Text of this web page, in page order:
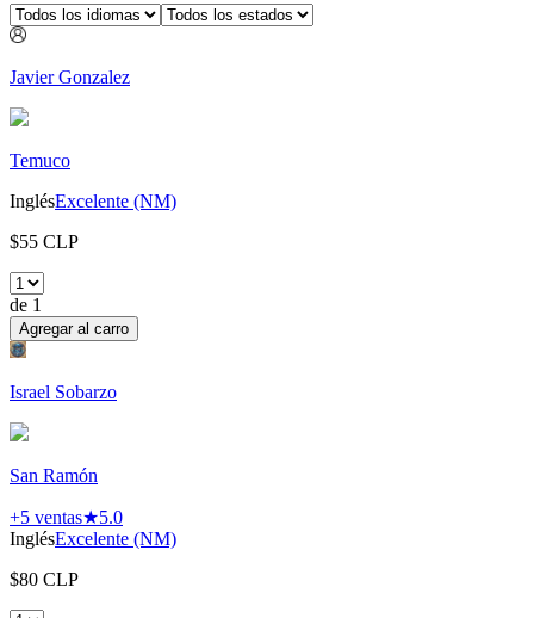
Javier Gonzalez
Temuco
InglésExcelente (NM)
$55 CLP
de 1
Agregar al carro
Israel Sobarzo
San Ramón
+5 ventas★5.0
InglésExcelente (NM)
$80 CLP